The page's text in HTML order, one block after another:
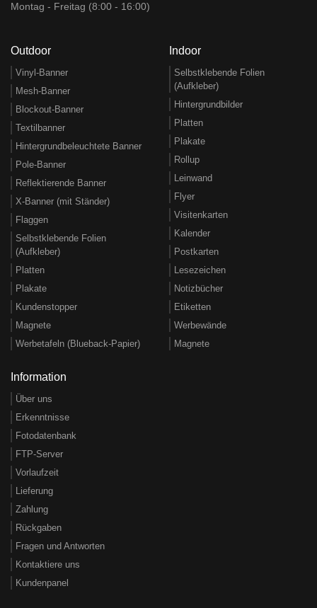
Montag - Freitag (8:00 - 16:00)
Outdoor
Vinyl-Banner
Mesh-Banner
Blockout-Banner
Textilbanner
Hintergrundbeleuchtete Banner
Pole-Banner
Reflektierende Banner
X-Banner (mit Ständer)
Flaggen
Selbstklebende Folien
(Aufkleber)
Platten
Plakate
Kundenstopper
Magnete
Werbetafeln (Blueback-Papier)
Indoor
Selbstklebende Folien
(Aufkleber)
Hintergrundbilder
Platten
Plakate
Rollup
Leinwand
Flyer
Visitenkarten
Kalender
Postkarten
Lesezeichen
Notizbücher
Etiketten
Werbewände
Magnete
Information
Über uns
Erkenntnisse
Fotodatenbank
FTP-Server
Vorlaufzeit
Lieferung
Zahlung
Rückgaben
Fragen und Antworten
Kontaktiere uns
Kundenpanel